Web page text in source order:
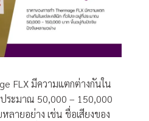
FLX มีความแตกต่างกันใน
ระมาณ 50,000 – 150,000
ายอย่าง เช่น ชื่อเสียงของ